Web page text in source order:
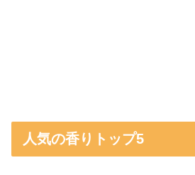
人気の香りトップ5